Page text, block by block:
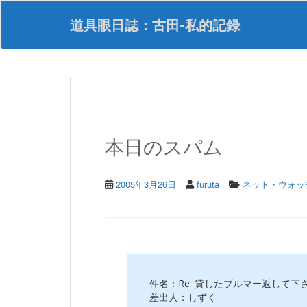
S
p
道具眼日誌：古田-私的記録
本日のスパム
2005年3月26日 furuta ネット・ウォッ
件名：Re: 貸したブルマー返して下さ
差出人：しずく